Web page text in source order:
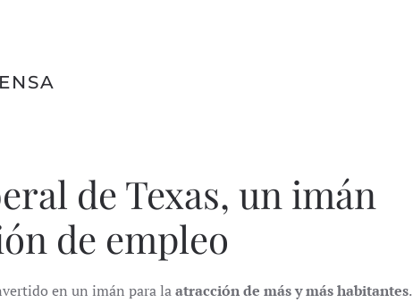
de Texas, un imán
de empleo
en un imán para laatracción de más y más habitantes.